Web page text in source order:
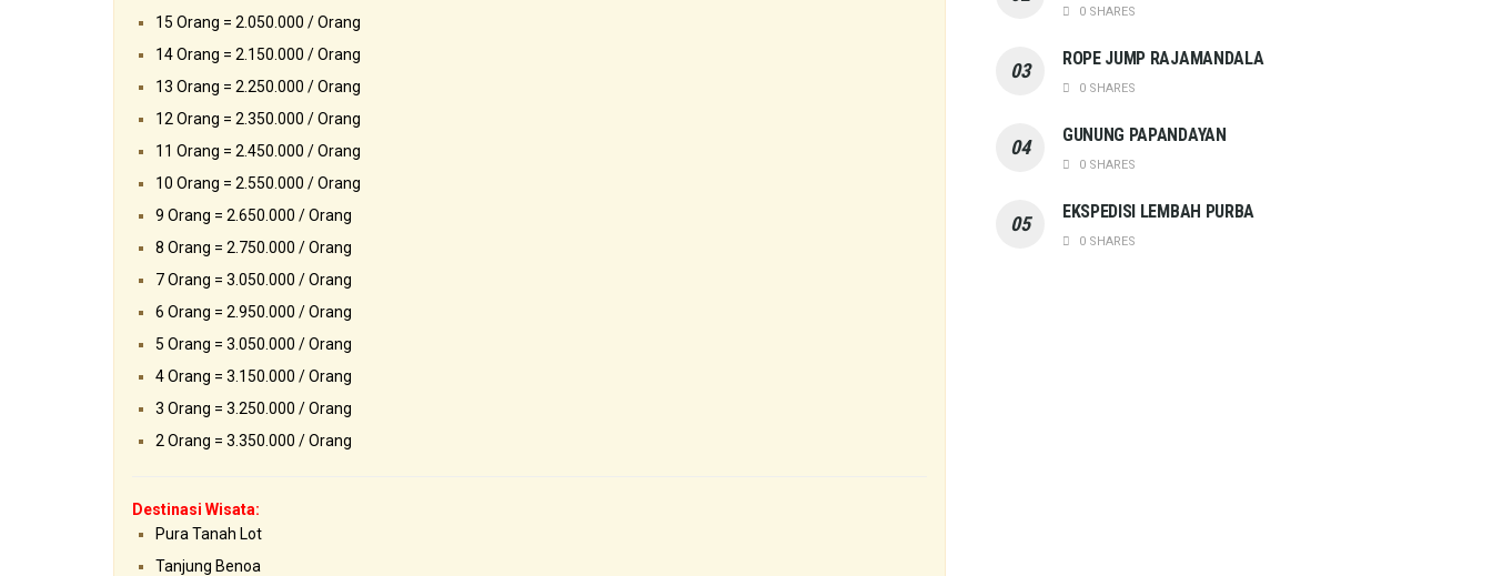
15 Orang = 2.050.000 / Orang
14 Orang = 2.150.000 / Orang
13 Orang = 2.250.000 / Orang
12 Orang = 2.350.000 / Orang
11 Orang = 2.450.000 / Orang
10 Orang = 2.550.000 / Orang
9 Orang = 2.650.000 / Orang
8 Orang = 2.750.000 / Orang
7 Orang = 3.050.000 / Orang
6 Orang = 2.950.000 / Orang
5 Orang = 3.050.000 / Orang
4 Orang = 3.150.000 / Orang
3 Orang = 3.250.000 / Orang
2 Orang = 3.350.000 / Orang
Destinasi Wisata:
Pura Tanah Lot
Tanjung Benoa
0 SHARES
ROPE JUMP RAJAMANDALA
0 SHARES
GUNUNG PAPANDAYAN
0 SHARES
EKSPEDISI LEMBAH PURBA
0 SHARES